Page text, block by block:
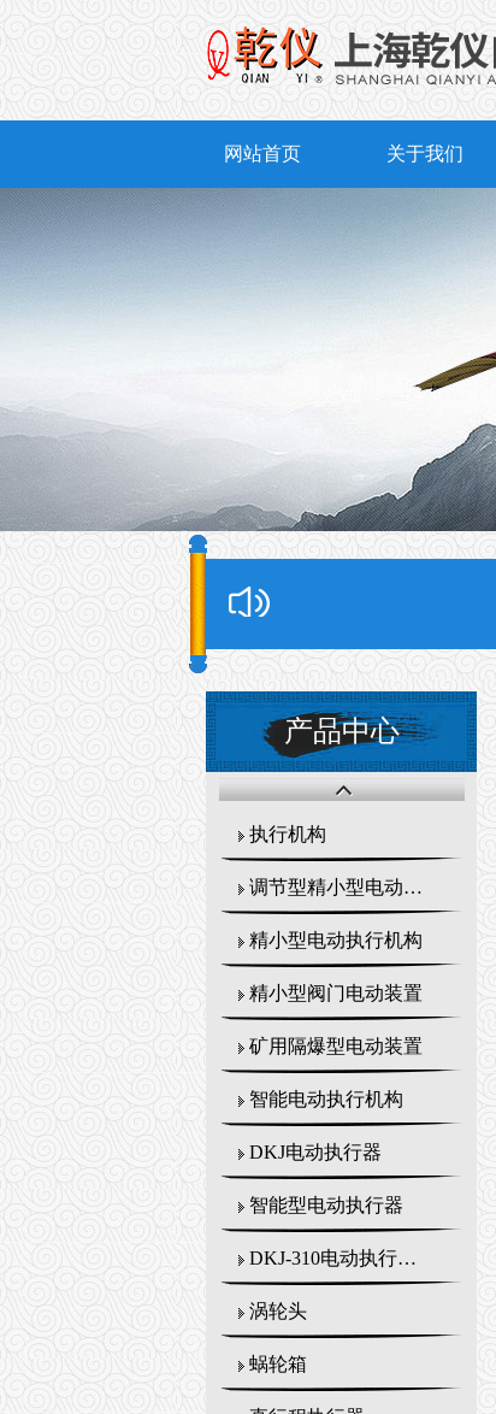
网站首页 关于我们
产品中心
执行机构
调节型精小型电动执行器
精小型电动执行机构
精小型阀门电动装置
矿用隔爆型电动装置
智能电动执行机构
DKJ电动执行器
智能型电动执行器
DKJ-310电动执行机构
涡轮头
蜗轮箱